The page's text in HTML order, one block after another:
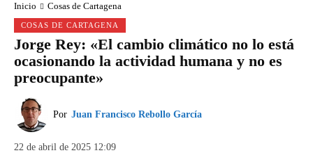
Inicio Cosas de Cartagena
COSAS DE CARTAGENA
Jorge Rey: «El cambio climático no lo está
ocasionando la actividad humana y no es
preocupante»
Por Juan Francisco Rebollo García
22 de abril de 2025 12:09